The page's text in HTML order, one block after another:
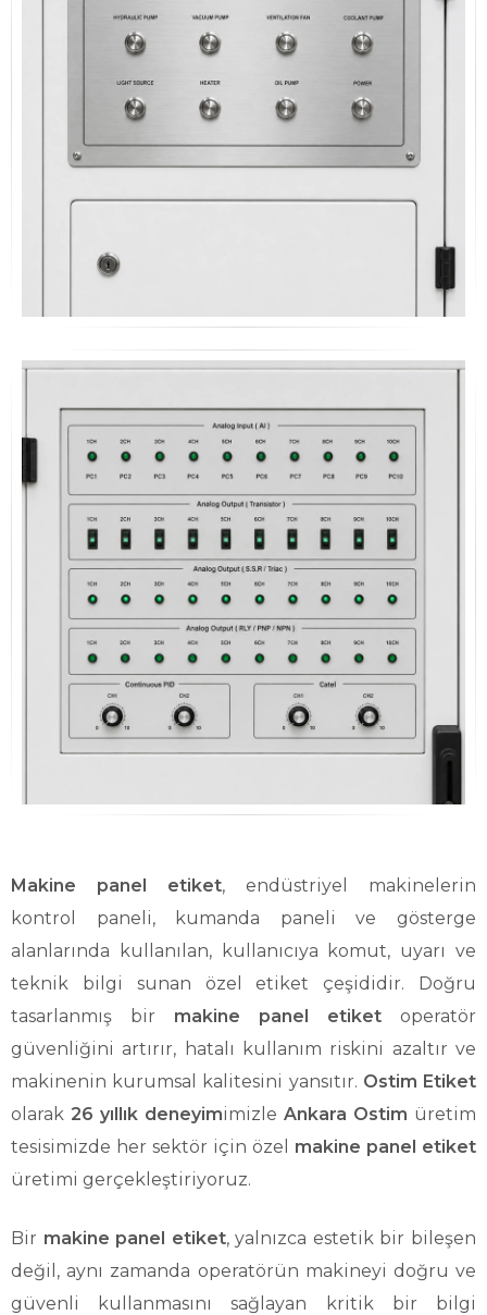
Makine panel etiket, endüstriyel makinelerin
kontrol paneli, kumanda paneli ve gösterge
alanlarında kullanılan, kullanıcıya komut, uyarı ve
teknik bilgi sunan özel etiket çeşididir. Doğru
tasarlanmış bir makine panel etiket operatör
güvenliğini artırır, hatalı kullanım riskini azaltır ve
makinenin kurumsal kalitesini yansıtır. Ostim Etiket
olarak 26 yıllık deneyimimizle Ankara Ostim üretim
tesisimizde her sektör için özel makine panel etiket
üretimi gerçekleştiriyoruz.
Bir makine panel etiket, yalnızca estetik bir bileşen
değil, aynı zamanda operatörün makineyi doğru ve
güvenli kullanmasını sağlayan kritik bir bilgi